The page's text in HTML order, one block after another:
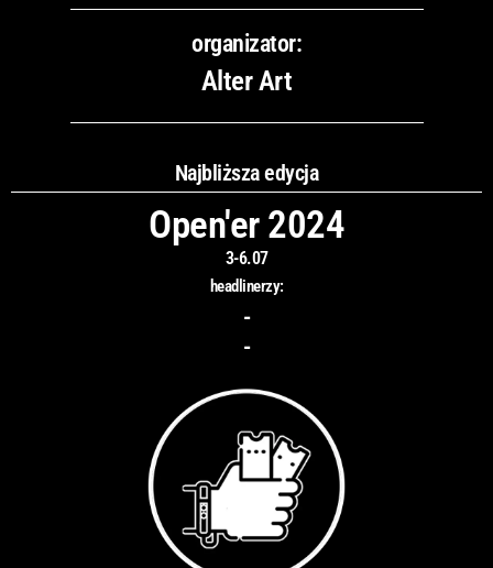
organizator:
Alter Art
Najbliższa edycja
Open'er 2024
3-6.07
headlinerzy:
-
-